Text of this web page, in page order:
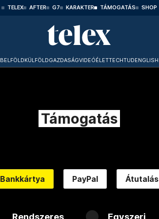
TELEX AFTER G7 KARAKTER TÁMOGATÁS SHOP
BELFÖLDKÜLFÖLDGAZDASÁGVIDEÓÉLETTECHTUDENGLISH
Támogatás
Bankkártya PayPal Átutalás
Rendszeres Egyszeri